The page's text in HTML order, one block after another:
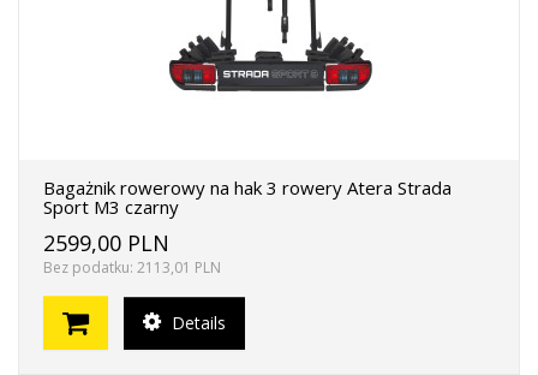
Bagażnik rowerowy na hak 3 rowery Atera Strada
Sport M3 czarny
2599,00 PLN
Bez podatku: 2113,01 PLN
Details